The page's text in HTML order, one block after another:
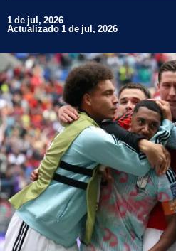
1 de jul, 2026
Actualizado 1 de jul, 2026